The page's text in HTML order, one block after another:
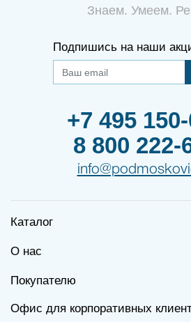
Знаем. Умеем.
Подпишись на наши
+7 495
8 800 222-
Каталог
О нас
Покупателю
Офис для корпоративных